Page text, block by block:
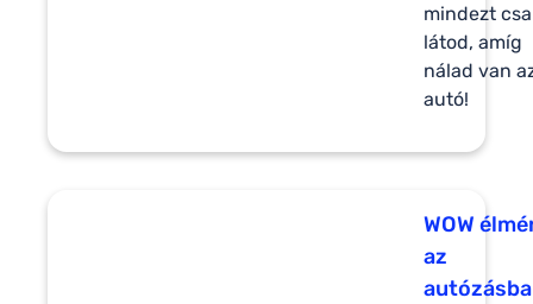
mindezt
látod, amíg
nálad van
autó!
WOW
az